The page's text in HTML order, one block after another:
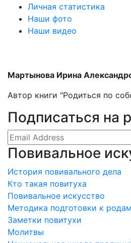
Личная статистика
Наши фото
Наши видео
Мартынова Ирина
Автор книги "Родиться по
Подписаться на
Повивальное
История повивального дела
Кто такая повитуха
Повивальное искусство
Методика подготовки к
Заметки повитухи
Молитвы